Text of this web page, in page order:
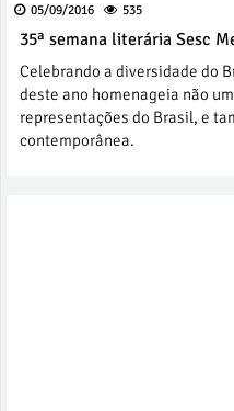
05/09/2016 535
35ª semana literária Sesc
Celebrando a diversidade do
deste ano homenageia não
representações do Brasil, e
contemporânea.